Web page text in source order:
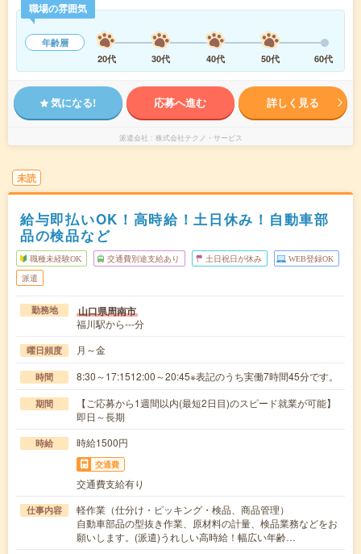
職場の雰囲気
年齢層
20代
30代 40代 50代 60代
気になる! 応募へ進む 詳しく見る
派遣会社 株式会社テクノ・サービス
未読
給与即払いOK！高時給！土日休み！自動車部
品の検品など
職種未経験OK 交通費別途支給あり 土日祝日が休み WEB登録OK
派遣
勤務地 山口県周南市
福川駅から---分
曜日頻度 月～金
時間 8:30～17:1512:00～20:45※表記のうち実働7時間45分です。
期間
【ご応募から1週間以内(最短2日目)のスピード就業が可能】
即日～長期
時給 時給1500円
交通費
交通費支給有り
仕事内容
軽作業（仕分け・ピッキング・検品、商品管理）
自動車部品の型抜き作業、原材料の計量、検品業務などをお
願いします。(派遣)うれしい高時給！幅広い年齢…